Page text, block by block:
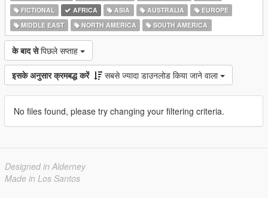
FICTIONAL
AFRICA ASIA AUSTRALIA
EUROPE
MIDDLE EAST
NORTH AMERICA SOUTH AMERICA
के बाद से पिछले सप्ताह
इसके अनुसार क्रमबद्ध करें सबसे ज्यादा डाउनलोड किया जाने वाला
No files found, please try changing your filtering criteria.
Designed in Alderney
Made in Los Santos